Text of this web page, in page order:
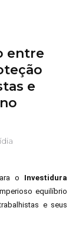
entre
e
o Investidura
equilíbrio
e seus